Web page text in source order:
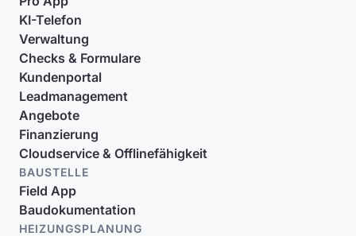
KI-Telefon
Verwaltung
Checks & Formulare
Kundenportal
Leadmanagement
Angebote
Finanzierung
Cloudservice & Offlinefähigkeit
BAUSTELLE
Field App
Baudokumentation
HEIZUNGSPLANUNG